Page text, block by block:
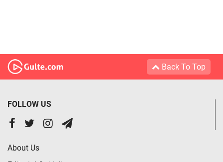
Back To Top
FOLLOW US
About Us